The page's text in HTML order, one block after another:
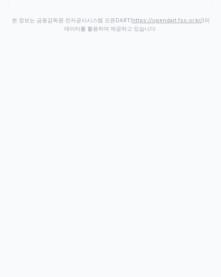
본 정보는 금융감독원 전자공시시스템 오픈DART(https://opendart.fss.or.kr/)의
데이터를 활용하여 제공하고 있습니다.